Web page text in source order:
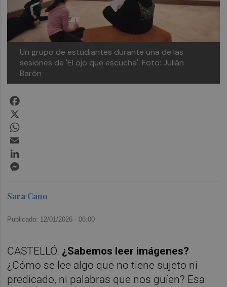
Un grupo de estudiantes durante una de las
sesiones de 'El ojo que escucha'. Foto: Julián
Barón
Sara Cano
Publicado: 12/01/2026 ·06:00
CASTELLÓ. ¿Sabemos leer imágenes?
¿Cómo se lee algo que no tiene sujeto ni
predicado, ni palabras que nos guíen? Esa